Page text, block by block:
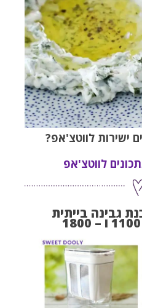
ישירות לווטצ'אפ?
לווטצ'אפ
גבינה בייתית